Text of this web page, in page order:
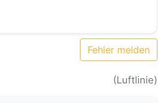
Fehler melden
(Luftlinie)